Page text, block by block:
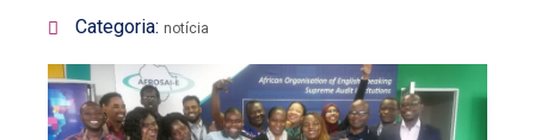
Categoria: notícia